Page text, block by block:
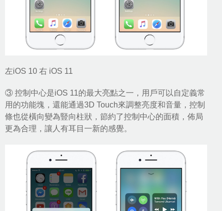
左iOS 10 右 iOS 11
③ 控制中心是iOS 11的最大亮點之一，用戶可以自定義常
用的功能塊，還能通過3D Touch來調整亮度和音量，控制
條也從橫向變為豎向柱狀，節約了控制中心的面積，佈局
更為合理，讓人有耳目一新的感覺。